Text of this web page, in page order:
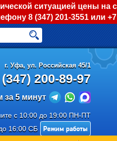
ситуацией цены на
8 (347) 201-3551или
г. Уфа, ул. Российская 45/1
200-89-97
за 5 минут
с 10:00 до 19:00 ПН-ПТ
16:00 СБ
Режим работы